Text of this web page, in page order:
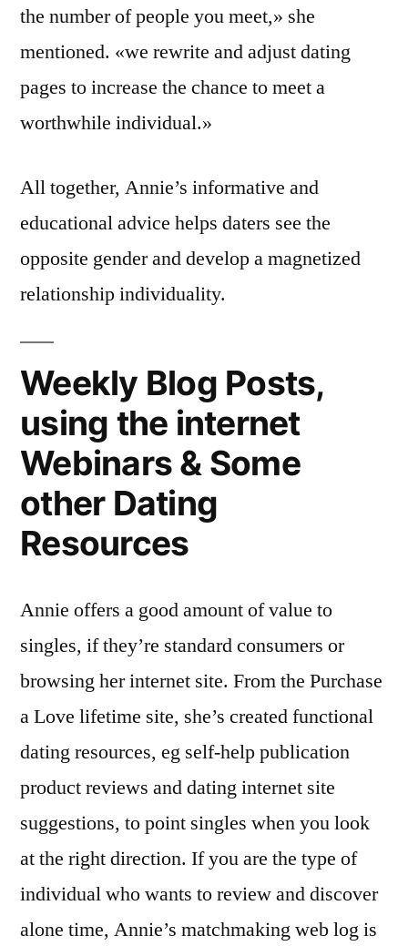
the number of people you meet,» she
mentioned. «we rewrite and adjust dating
pages to increase the chance to meet a
worthwhile individual.»
All together, Annie’s informative and
educational advice helps daters see the
opposite gender and develop a magnetized
relationship individuality.
Weekly Blog Posts,
using the internet
Webinars & Some
other Dating
Resources
Annie offers a good amount of value to
singles, if they’re standard consumers or
browsing her internet site. From the Purchase
a Love lifetime site, she’s created functional
dating resources, eg self-help publication
product reviews and dating internet site
suggestions, to point singles when you look
at the right direction. If you are the type of
individual who wants to review and discover
alone time, Annie’s matchmaking web log is